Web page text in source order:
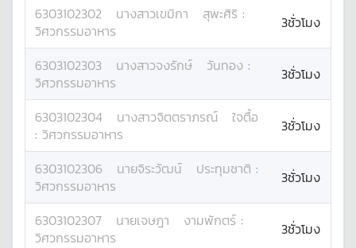
6303102302 นางสาวเขมิกา สุพะศิริ :
วิศวกรรมอาหาร
3ชั่วโมง
6303102303 นางสาวจงรักษ์ วันทอง :
วิศวกรรมอาหาร
3ชั่วโมง
6303102304 นางสาวจิตตราภรณ์
ใจตื้อ
: วิศวกรรมอาหาร 3ชั่วโมง
6303102306 นายจิระวัฒน์ ประทุมชาติ :
วิศวกรรมอาหาร
3ชั่วโมง
6303102307 นายเจษฎา งามพักตร์ :
วิศวกรรมอาหาร
3ชั่วโมง